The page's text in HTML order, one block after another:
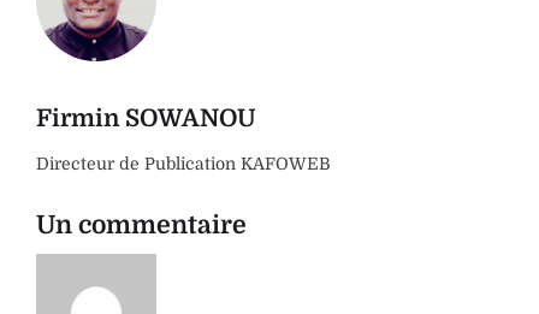
Firmin SOWANOU
Directeur de Publication KAFOWEB
Un commentaire